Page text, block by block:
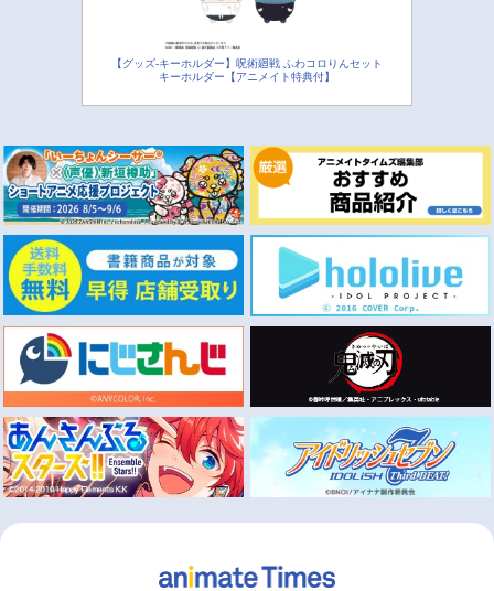
【グッズ-キーホルダー】呪術廻戦 ふわコロりんセット
キーホルダー【アニメイト特典付】